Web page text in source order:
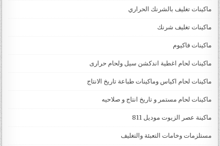
ماكينات تغليف بالشرنك الحراري
ماكينات تغليف شرنك
ماكينات فاكيوم
ماكينات لحام اغطية اندكشن سيل ولحام حرارى
ماكينات لحام اكياس وماكينات طباعة تاريخ الانتاج
ماكينات لحام مستمر و تاريخ انتاج و صلاحيه
ماكينة عصر الزيوت موديل 811
مستلزمات وخامات التعبئة والتغليف